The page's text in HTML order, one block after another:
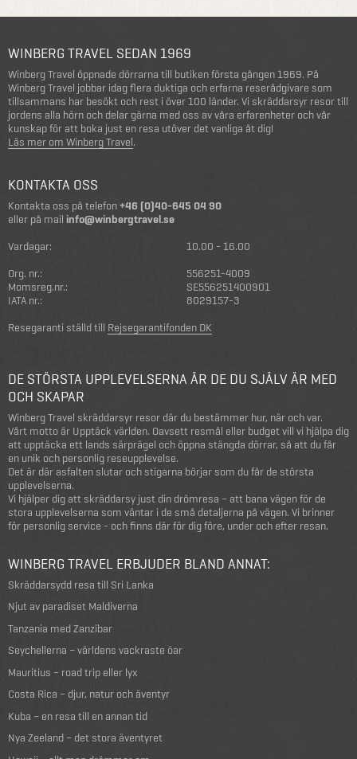
WINBERG TRAVEL SEDAN 1969
Winberg Travel öppnade dörrarna till butiken första gången 1969. På
Winberg Travel jobbar idag flera duktiga och erfarna reserådgivare som
tillsammans har besökt och rest i över 100 länder. Vi skräddarsyr resor till
jordens alla hörn och delar gärna med oss av våra erfarenheter och vår
kunskap för att boka just en resa utöver det vanliga åt dig!
Läs mer om Winberg Travel.
KONTAKTA OSS
Kontakta oss på telefon+46 (0)40-645 04 90
eller på mail info@winbergtravel.se
Vardagar:
10.00 - 16.00
Org. nr.:
556251-4009
Momsreg.nr.:
SE556251400901
IATA nr.:
8029157-3
Resegaranti ställd till Rejsegarantifonden DK
DE STÖRSTA UPPLEVELSERNA ÄR DE DU SJÄLV ÄR MED
OCH SKAPAR
Winberg Travel skräddarsyr resor där du bestämmer hur, när och var.
Vårt motto är Upptäck världen. Oavsett resmål eller budget vill vi hjälpa dig
att upptäcka ett lands särprägel och öppna stängda dörrar, så att du får
en unik och personlig reseupplevelse.
Det är där asfalten slutar och stigarna börjar som du får de största
upplevelserna.
Vi hjälper dig att skräddarsy just din drömresa – att bana vägen för de
stora upplevelserna som väntar i de små detaljerna på vägen. Vi brinner
för personlig service - och finns där för dig före, under och efter resan.
WINBERG TRAVEL ERBJUDER BLAND ANNAT:
Skräddarsydd resa till Sri Lanka
Njut av paradiset Maldiverna
Tanzania med Zanzibar
Seychellerna – världens vackraste öar
Mauritius – road trip eller lyx
Costa Rica – djur, natur och äventyr
Kuba – en resa till en annan tid
Nya Zeeland – det stora äventyret